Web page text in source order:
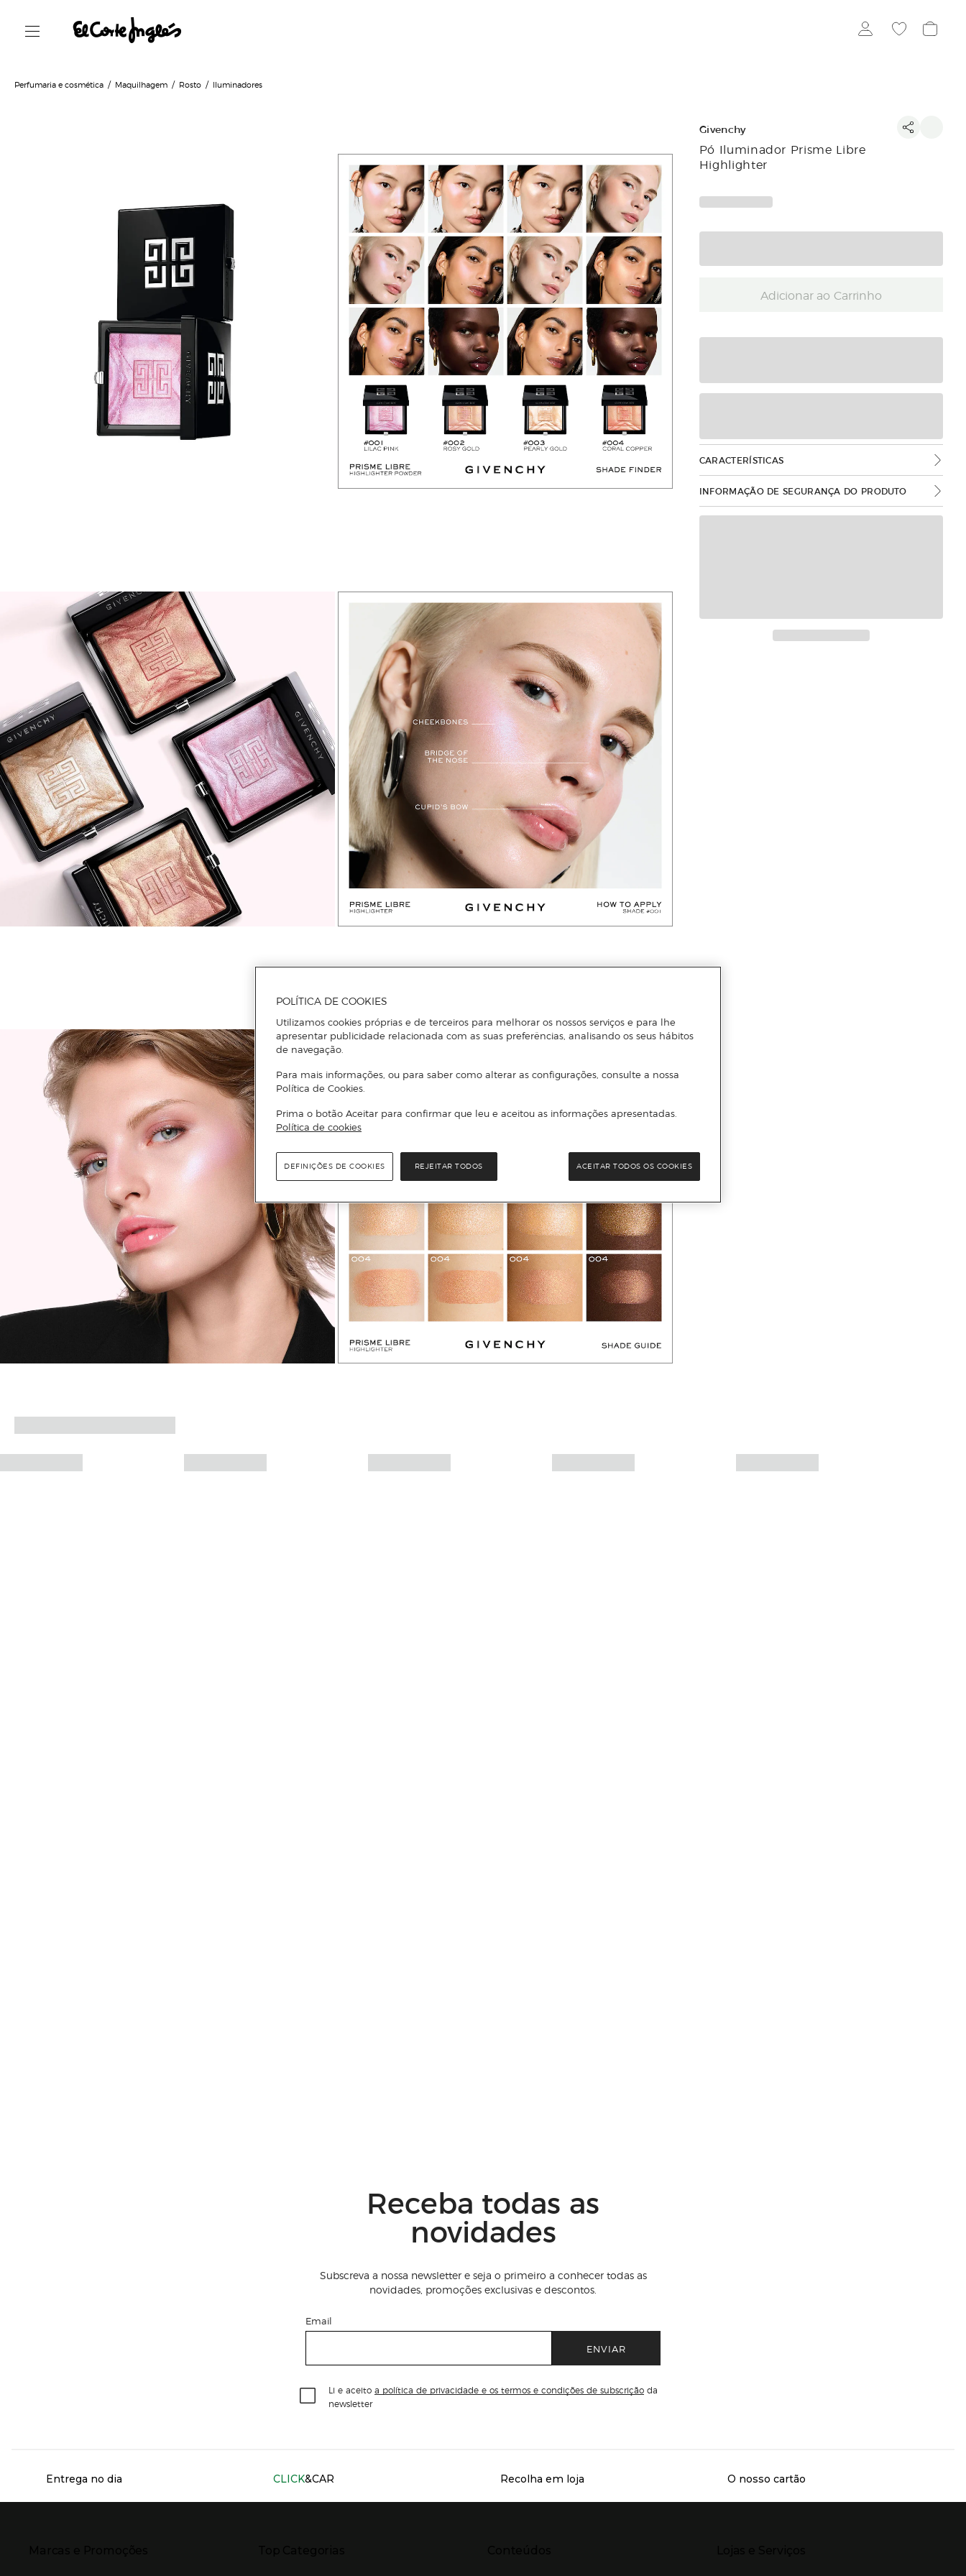
Perfumaria e cosmética Maquilhagem Rosto Iluminadores
Givenchy
Pó Iluminador Prisme Libre
Highlighter
Adicionar ao Carrinho
CARACTERÍSTICAS
INFORMAÇÃO DE SEGURANÇA DO PRODUTO
Mais informações
Receba todas as
novidades
Subscreva a nossa newsletter e seja o primeiro a conhecer todas as
novidades, promoções exclusivas e descontos.
Email
ENVIAR
Li e aceito a política de privacidade e os termos e condições de subscrição da
newsletter
Servicios destacados
Entrega no dia CLICK&CAR Recolha em loja O nosso cartão
POLÍTICA DE COOKIES
Utilizamos cookies próprias e de terceiros para melhorar os nossos serviços e para lhe
apresentar publicidade relacionada com as suas preferências, analisando os seus hábitos
de navegação.
Para mais informações, ou para saber como alterar as configurações, consulte a nossa
Política de Cookies.
Prima o botão Aceitar para confirmar que leu e aceitou as informações apresentadas.
Política de cookies
REJEITAR TODOS ACEITAR TODOS OS COOKIES
DEFINIÇÕES DE COOKIES